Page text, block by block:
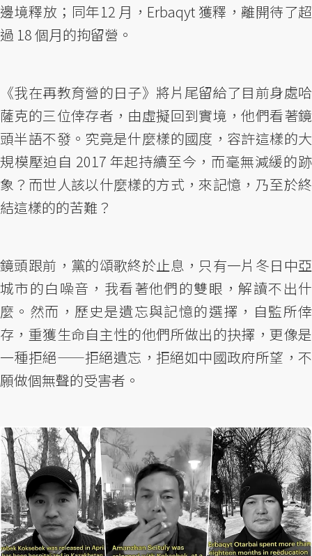
邊境釋放；同年12 月，Erbaqyt 獲釋，離開待了超
過 18 個月的拘留營。
《我在再教育營的日子》將片尾留給了目前身處哈
薩克的三位倖存者，由虛擬回到實境，他們看著鏡
頭半語不發。究竟是什麼樣的國度，容許這樣的大
規模壓迫自 2017 年起持續至今，而毫無減緩的跡
象？而世人該以什麼樣的方式，來記憶，乃至於終
結這樣的的苦難？
鏡頭跟前，黨的頌歌終於止息，只有一片冬日中亞
城市的白噪音，我看著他們的雙眼，解讀不出什
麼。然而，歷史是遺忘與記憶的選擇，自監所倖
存，重獲生命自主性的他們所做出的抉擇，更像是
一種拒絕——拒絕遺忘，拒絕如中國政府所望，不
願做個無聲的受害者。